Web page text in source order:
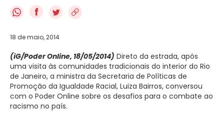
f
18 de maio, 2014
(iG/Poder Online, 18/05/2014) Direto da estrada, após
uma visita às comunidades tradicionais do interior do Rio
de Janeiro, a ministra da Secretaria de Políticas de
Promoção da Igualdade Racial, Luiza Bairros, conversou
com o Poder Online sobre os desafios para o combate ao
racismo no país.